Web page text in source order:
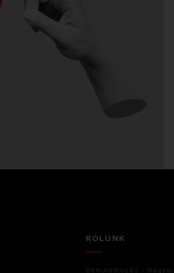
RÓLUNK
Bemutatkozás - magyar